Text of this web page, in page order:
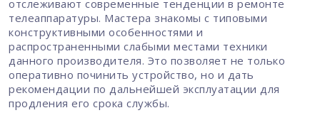
отслеживают современные тенденции в ремонте
телеаппаратуры. Мастера знакомы с типовыми
конструктивными особенностями и
распространенными слабыми местами техники
данного производителя. Это позволяет не только
оперативно починить устройство, но и дать
рекомендации по дальнейшей эксплуатации для
продления его срока службы.